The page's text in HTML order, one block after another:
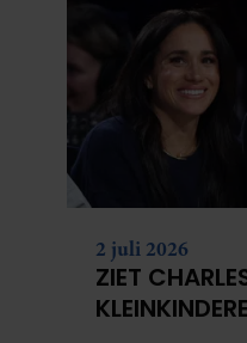
2 juli 2026
ZIET